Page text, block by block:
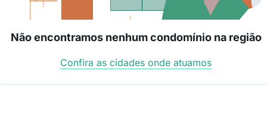
Não encontramos nenhum condomínio na região
Confira as cidades onde atuamos